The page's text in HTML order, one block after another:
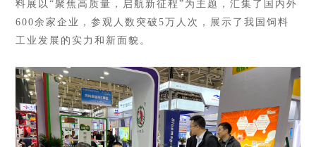
料展以“聚焦高质量，启航新征程”为主题，汇集了国内外
600余家企业，参观人数突破5万人次，展示了我国饲料
工业发展的实力和新面貌。